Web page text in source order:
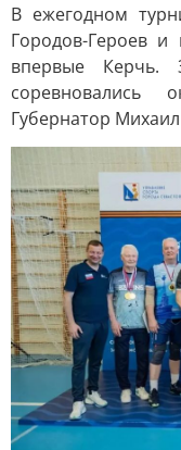
В ежегодном
Городов-Героев и
впервые Керчь.
соревновались
Губернатор